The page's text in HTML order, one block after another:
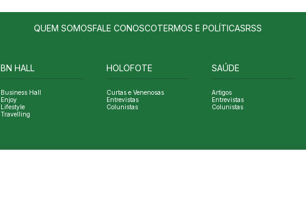
QUEM SOMOSFALE CONOSCOTERMOS E POLÍTICASRSS
BN HALL
Business Hall
Enjoy
Lifestyle
Travelling
HOLOFOTE
Curtas e Venenosas
Entrevistas
Colunistas
SAÚDE
Artigos
Entrevistas
Colunistas